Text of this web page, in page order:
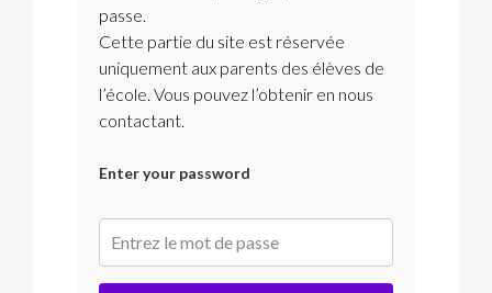
passe.
Cette partie du site est réservée
uniquement aux parents des élèves de
l’école. Vous pouvez l’obtenir en nous
contactant.
Enter your password